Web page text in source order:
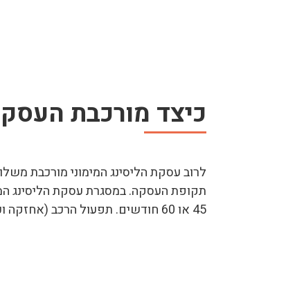
כיצד מורכבת
לרוב עסקת הליסינג המימוני מורכבת
תקופת העסקה. במסגרת עסקת הליסינג
45 או 60 חודשים. תפעול הרכב (אחזקה וכו') אינם באחריות חברת הליסינג, אלא באחריות העסק או המחכיר הפרטי.